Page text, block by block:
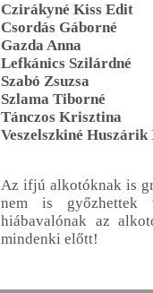
Czirákyné Kiss Edit
Csordás Gáborné
Gazda Anna
Lefkánics Szilárdné
Szabó Zsuzsa
Szlama Tiborné
Tánczos Krisztina
Veszelszkiné
Az ifjú alkotóknak is
nem is győzhettek
hiábavalónak az
mindenki előtt!